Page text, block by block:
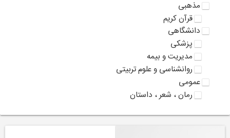
مذهبی
قرآن کریم
دانشگاهی
پزشکی
مدیریت و بیمه
روانشناسی و علوم تربیتی
عمومی
رمان ، شعر ، داستان